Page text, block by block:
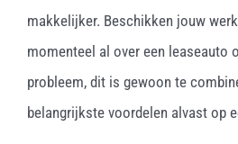
makkelijker. Beschikken jouw
momenteel al over een leaseauto
probleem, dit is gewoon te
belangrijkste voordelen alvast op